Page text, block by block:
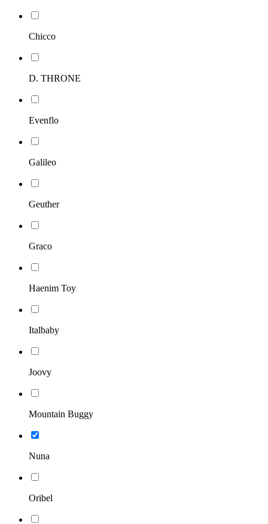
Chicco
D. THRONE
Evenflo
Galileo
Geuther
Graco
Haenim Toy
Italbaby
Joovy
Mountain Buggy
Nuna
Oribel